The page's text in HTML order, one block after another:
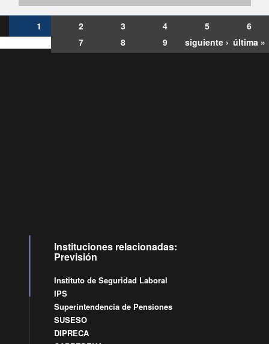
1 2 3 4 5
6
7
8 9 siguiente › última »
Instituciones relacionadas:
Previsión
Instituto de Seguridad Laboral
IPS
Superintendencia de Pensiones
SUSESO
DIPRECA